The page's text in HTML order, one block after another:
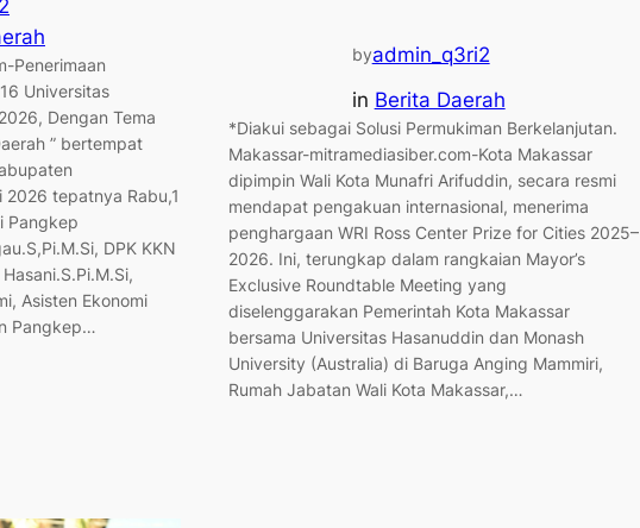
Penerimaan
Universitas
Dengan Tema
” bertempat
tepatnya Rabu,1
Pangkep
DPK KKN
Asisten Ekonomi
Pangkep…
byadmin_q3ri2
in Berita Daerah
*Diakui sebagai Solusi Permukiman Berkelanjutan.
Makassar-mitramediasiber.com-Kota Makassar
dipimpin Wali Kota Munafri Arifuddin, secara resmi
mendapat pengakuan internasional, menerima
penghargaan WRI Ross Center Prize for Cities 2025–
2026. Ini, terungkap dalam rangkaian Mayor’s
Exclusive Roundtable Meeting yang
diselenggarakan Pemerintah Kota Makassar
bersama Universitas Hasanuddin dan Monash
University (Australia) di Baruga Anging Mammiri,
Rumah Jabatan Wali Kota Makassar,…